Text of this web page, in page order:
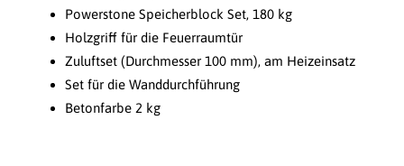
Powerstone Speicherblock Set, 180 kg
Holzgriff für die Feuerraumtür
Zuluftset (Durchmesser 100 mm), am Heizeinsatz
Set für die Wanddurchführung
Betonfarbe 2 kg